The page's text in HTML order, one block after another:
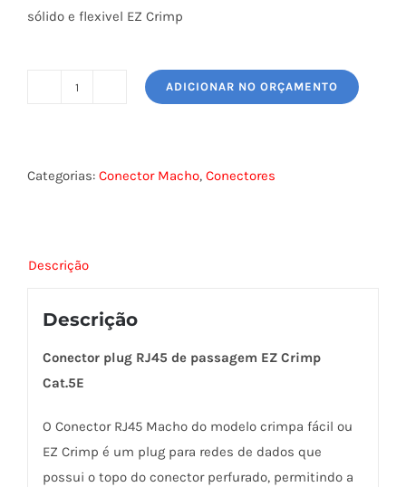
sólido e flexivel EZ Crimp
45
EZ
P/CB
SOLID/FLEX
quantidade
ADICIONAR NO ORÇAMENTO
Categorias: Conector Macho, Conectores
Descrição
Descrição
Conector plug RJ45 de passagem EZ Crimp
Cat.5E
O Conector RJ45 Macho do modelo crimpa fácil ou
EZ Crimp é um plug para redes de dados que
possui o topo do conector perfurado, permitindo a